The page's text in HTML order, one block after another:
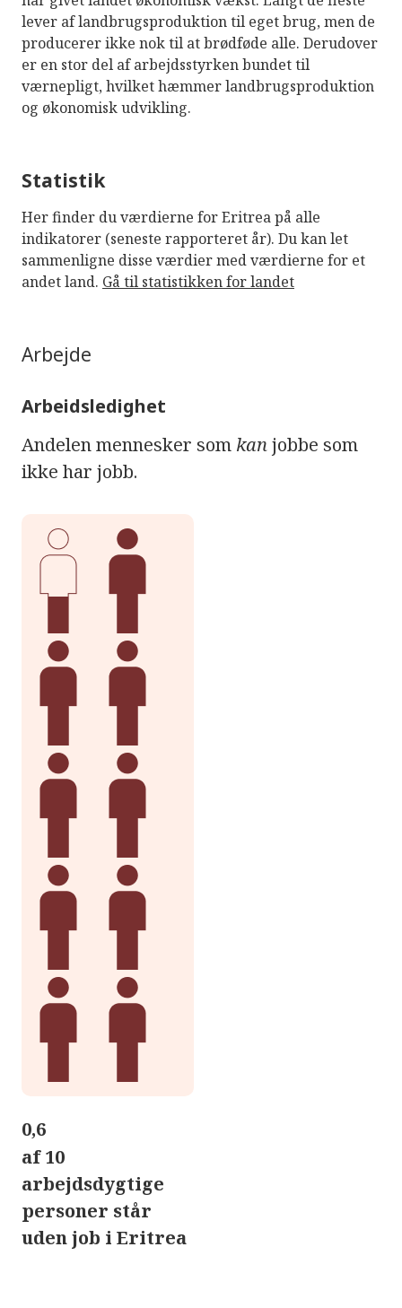
lever af landbrugsproduktion til eget brug, men de
producerer ikke nok til at brødføde alle. Derudover
er en stor del af arbejdsstyrken bundet til
værnepligt, hvilket hæmmer landbrugsproduktion
og økonomisk udvikling.
Statistik
Her finder du værdierne for Eritrea på alle
indikatorer (seneste rapporteret år). Du kan let
sammenligne disse værdier med værdierne for et
andet land. Gå til statistikken for landet
Arbejde
Arbeidsledighet
Andelen mennesker som kanjobbe som
ikke har jobb.
0,6
af 10
arbejdsdygtige
personer står
uden job i Eritrea